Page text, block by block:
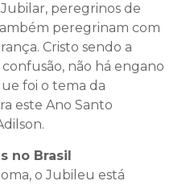
peregrinos de
peregrinam com
Cristo sendo a
não há engano
foi o tema da
este Ano Santo
no Brasil
o Jubileu está